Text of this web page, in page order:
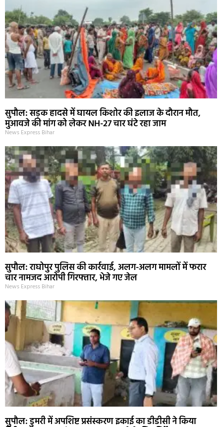
सुपौल: सड़क हादसे में घायल किशोर की इलाज के दौरान मौत,
मुआवजे की मांग को लेकर NH-27 चार घंटे रहा जाम
News Express Bihar
सुपौल: राघोपुर पुलिस की कार्रवाई, अलग-अलग मामलों में फरार
चार नामजद आरोपी गिरफ्तार, भेजे गए जेल
News Express Bihar
सुपौल: डुमरी में अपशिष्ट प्रसंस्करण इकाई का डीडीसी ने किया